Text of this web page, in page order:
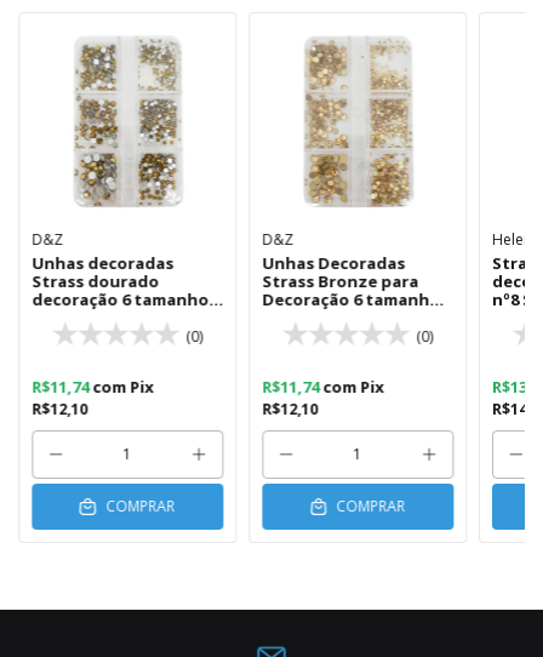
D&Z
Unhas decoradas
Strass dourado
decoração 6 tamanhos
(0)
R$12,10
R$11,74com Pix
COMPRAR
D&Z
Unhas Decoradas
Strass Bronze para
Decoração 6 tamanhos
(0)
R$12,10
R$11,74com Pix
COMPRAR
Helen
nº8